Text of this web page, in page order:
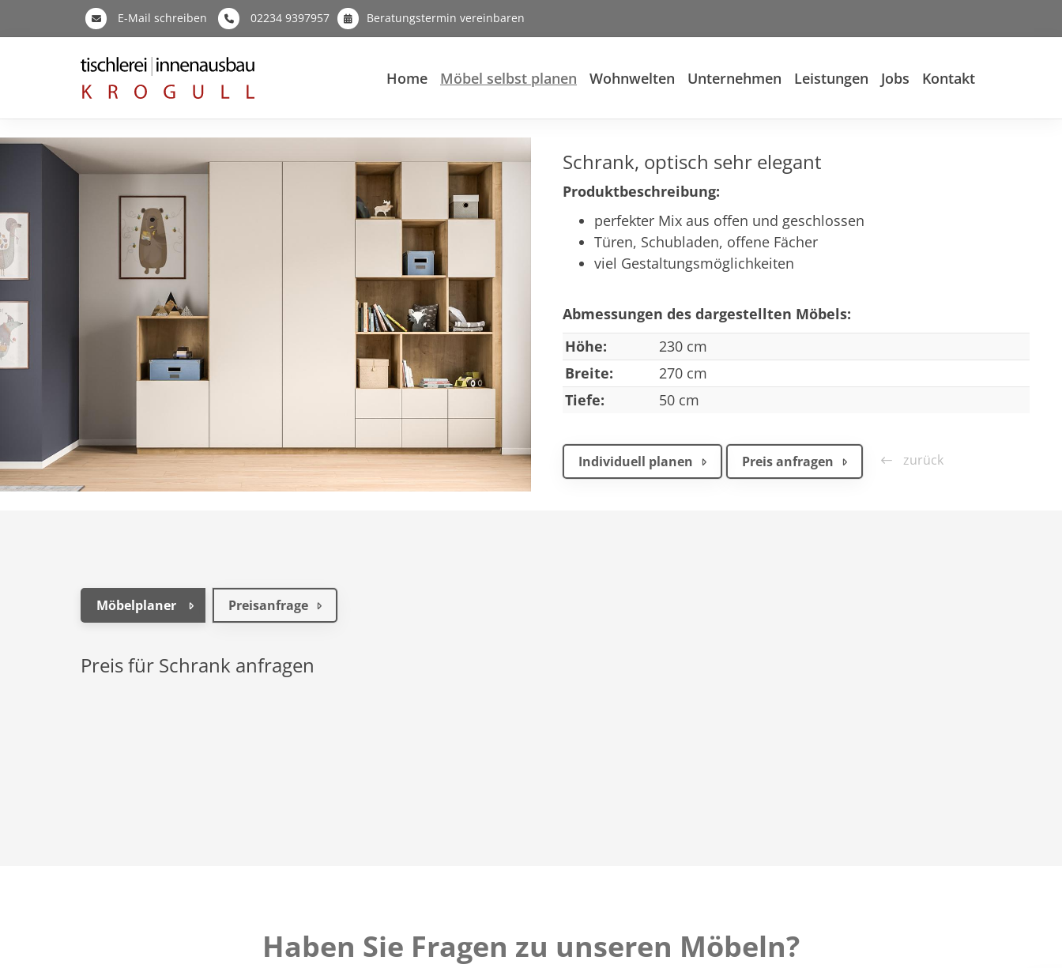
E-Mail schreiben 02234 9397957 Beratungstermin vereinbaren
Home Möbel selbst planen Wohnwelten Unternehmen Leistungen Jobs Kontakt
Schrank, optisch sehr elegant
Produktbeschreibung:
perfekter Mix aus offen und geschlossen
Türen, Schubladen, offene Fächer
viel Gestaltungsmöglichkeiten
Abmessungen des dargestellten Möbels:
Höhe:
230 cm
Breite:
270 cm
Tiefe:
50 cm
Individuell planen Preis anfragen zurück
Möbelplaner Preisanfrage
Preis für Schrank anfragen
Haben Sie Fragen zu unseren Möbeln?